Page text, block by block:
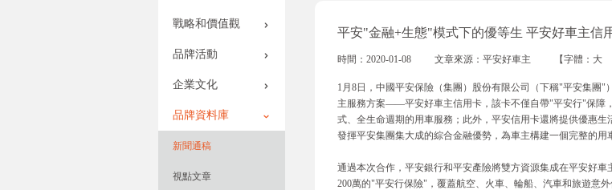
平安"金融+生態"模式下的優等生 平安好車主信
時間：2020-01-08 文章來源：平安好車主 【字體： 大
1月8日，中國平安保險（集團）股份有限公司（下稱"平安集團
主服務方案——平安好車主信用卡，該卡不僅自帶"平安行"保障
式、全生命週期的用車服務；此外，平安信用卡還將提供優惠
發揮平安集團集大成的綜合金融優勢，為車主構建一個完整的用
通過本次合作，平安銀行和平安產險將雙方資源集成在平安好
200萬的"平安行保險"，覆蓋航空、火車、輪船、汽車和旅遊意
戰略和價值觀
品牌活動
企業文化
品牌資料庫
新聞通稿
視點文章